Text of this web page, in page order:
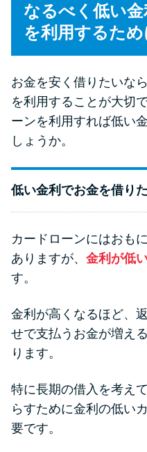
今月の
は解決
処法3
家賃払
たい…
街金と
に悩
質屋で
未成年
る？
なるべく低い
を利用するため
お金を安く借りたいな
を利用することが大切
ーンを利用すれば低い
しょうか。
低い金利でお金を借り
カードローンにはおも
ありますが、 金利が低
す。
金利が高くなるほど、
せで支払うお金が増え
ります。
特に長期の借入を考え
らすために金利の低い
要です。